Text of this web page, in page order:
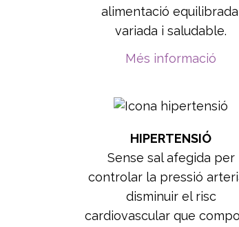
alimentació
variada i saludable.
Més informació
HIPERTENSIÓ
Sense sal afegida per
controlar la pressió
disminuir el risc
cardiovascular que